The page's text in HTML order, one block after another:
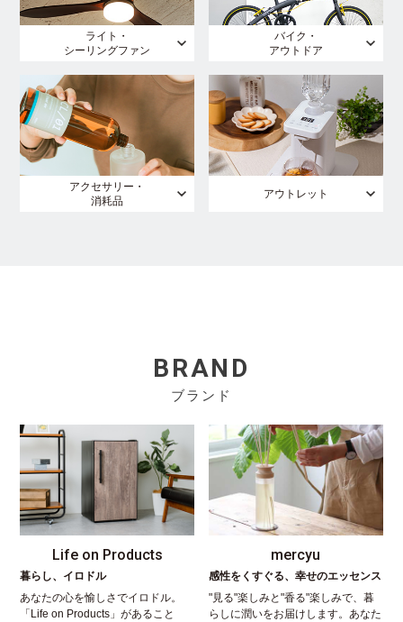
ライト・
シーリングファン
バイク・
アウトドア
アクセサリー・
消耗品
アウトレット
BRAND
ブランド
Life on Products
暮らし、イロドル
あなたの心を愉しさでイロドル。
「Life on Products」があること
mercyu
感性をくすぐる、幸せのエッセンス
"見る"楽しみと"香る"楽しみで、暮
らしに潤いをお届けします。あなた